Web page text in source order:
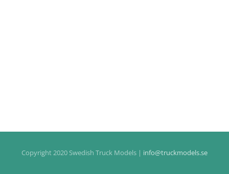
Copyright 2020 Swedish Truck Models | info@truckmodels.se